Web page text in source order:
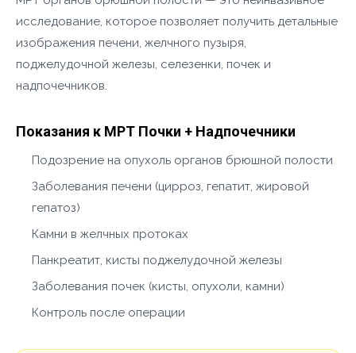
исследование, которое позволяет получить детальные
изображения печени, желчного пузыря,
поджелудочной железы, селезенки, почек и
надпочечников.
Показания к МРТ Почки + Надпочечники
Подозрение на опухоль органов брюшной полости
Заболевания печени (цирроз, гепатит, жировой
гепатоз)
Камни в желчных протоках
Панкреатит, кисты поджелудочной железы
Заболевания почек (кисты, опухоли, камни)
Контроль после операции